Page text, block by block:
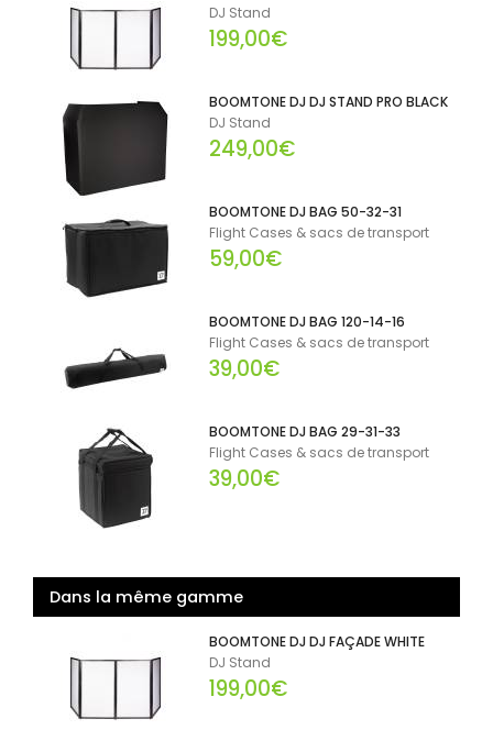
DJ Stand
199,00€
BOOMTONE DJ DJ STAND PRO BLACK
DJ Stand
249,00€
BOOMTONE DJ BAG 50-32-31
Flight Cases & sacs de transport
59,00€
BOOMTONE DJ BAG 120-14-16
Flight Cases & sacs de transport
39,00€
BOOMTONE DJ BAG 29-31-33
Flight Cases & sacs de transport
39,00€
Dans la même gamme
BOOMTONE DJ DJ FAÇADE WHITE
DJ Stand
199,00€